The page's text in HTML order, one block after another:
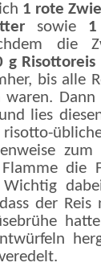
1 rote
sowie
die
g Risottoreis
bis alle
waren.
lies
die
Wichtig
der Reis